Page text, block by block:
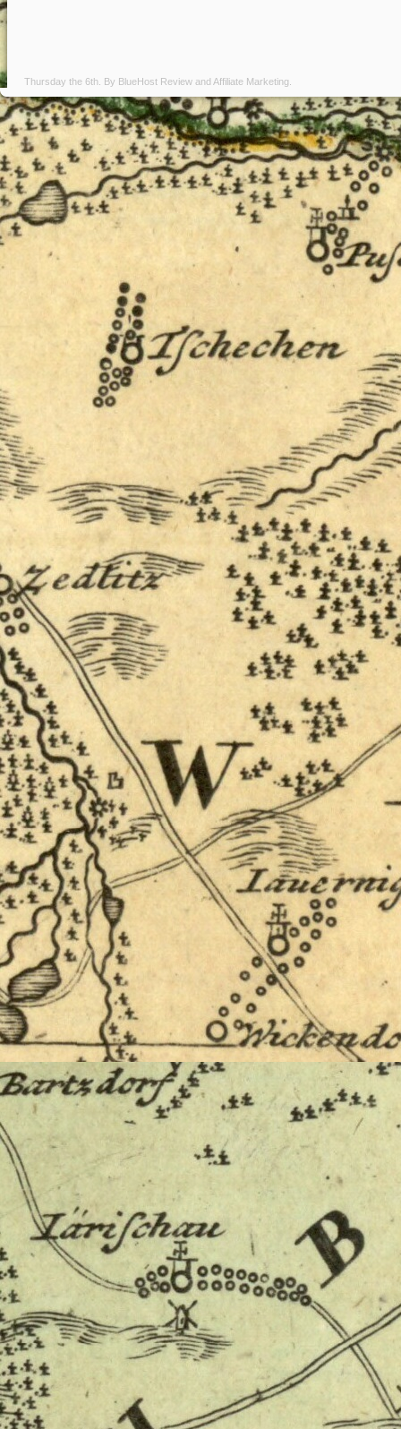
Thursday the 6th. By BlueHost Review andAffiliate Marketing